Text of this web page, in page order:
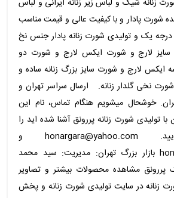
زنانه شیک و لباس زیر زنانه ایرانی و لباس
شورت پادار و با کیفیت عالی و قیمت مناسب
یک و تولیدی شورت زنانه پادار جنس نخ
لارج و شورت ایکس لارج و شورت دو
لارج و شورت سایز بزرگ زنانه ساده و
نخی گلدار زنانه. ارسال سراسر تهران و
خوشحال میشویم هنگام تماس، نام این
تولیدی شورت زنانه پررونق آشنا شده اید را
نیز ذکر فرمایید. honargara@yahoo.com و
honargara@gmail.com بازار بزرگ تهران: مدیریت: سید محمد
مشاهده محصولات بیشتر و تصاویر
زنانه در سایت تولیدی شورت زنانه و پخش